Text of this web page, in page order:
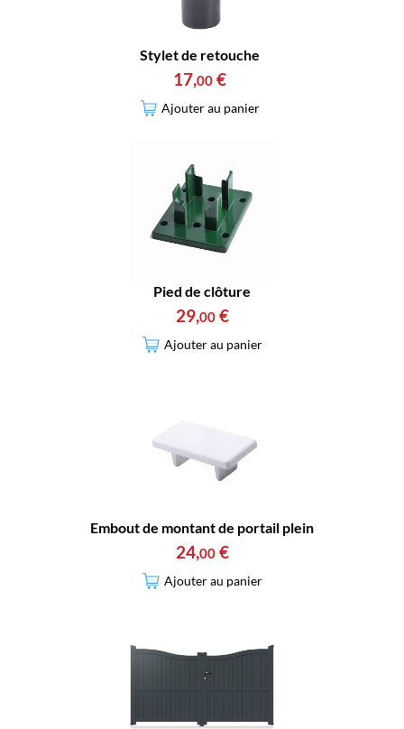
Stylet de retouche
17,00 €
Ajouter au panier
Pied de clôture
29,00 €
Ajouter au panier
Embout de montant de portail plein
24,00 €
Ajouter au panier